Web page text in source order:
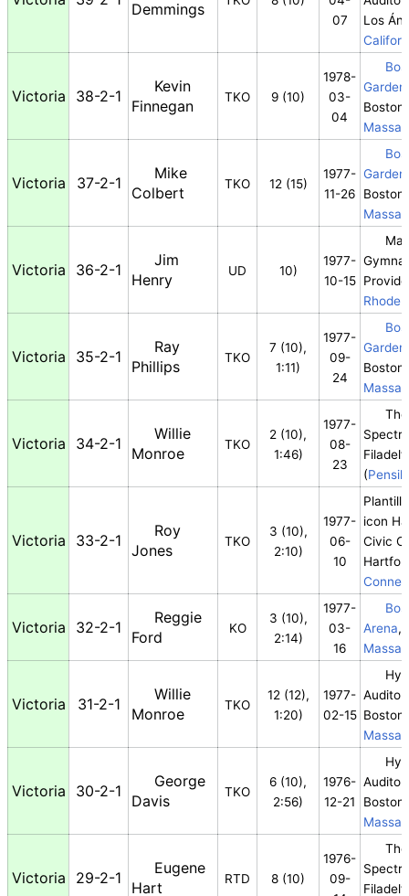
Demmings
07
Los
Victoria 38-2-1
Kevin
Finnegan
TKO 9 (10)
1978-
03-
04
Garden
Boston,
Victoria 37-2-1
Mike
Colbert
TKO 12 (15)
1977-
11-26
Garden
Boston,
Victoria 36-2-1
Jim
Henry
UD 10)
1977-
10-15
Rhode
Victoria 35-2-1
Ray
Phillips
TKO
7 (10),
1:11)
1977-
09-
24
Garden
Boston,
Victoria 34-2-1
Willie
Monroe
TKO
2 (10),
1:46)
1977-
08-
23
The
(
Victoria 33-2-1
Roy
Jones
TKO
3 (10),
2:10)
1977-
06-
10
icon
Civic
Victoria 32-2-1
Reggie
Ford
KO
3 (10),
2:14)
1977-
03-
16
Arena,
Victoria 31-2-1
Willie
Monroe
TKO
12 (12),
1:20)
1977-
02-15 Boston,
Victoria 30-2-1
George
Davis
TKO
6 (10),
2:56)
1976-
12-21
Boston,
Victoria 29-2-1
Eugene
Hart
RTD 8 (10)
1976-
09-
The